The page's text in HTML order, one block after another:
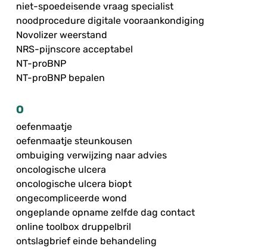
niet-spoedeisende vraag specialist
noodprocedure digitale vooraankondiging
Novolizer weerstand
NRS-pijnscore acceptabel
NT-proBNP
NT-proBNP bepalen
O
oefenmaatje
oefenmaatje steunkousen
ombuiging verwijzing naar advies
oncologische ulcera
oncologische ulcera biopt
ongecompliceerde wond
ongeplande opname zelfde dag contact
online toolbox druppelbril
ontslagbrief einde behandeling